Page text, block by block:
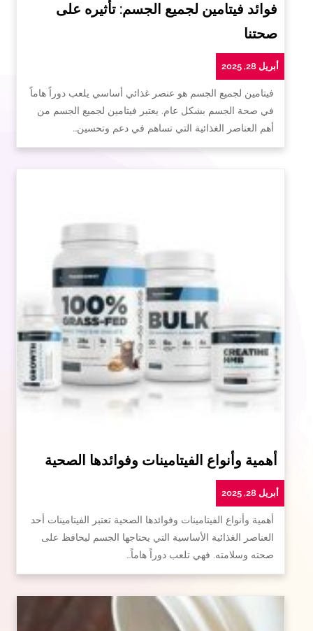
فوائد فيتامين لجميع الجسم: تأثيره على
صحتنا
أبريل 28, 2025
فيتامين لجميع الجسم هو عنصر غذائي أساسي يلعب دوراً هاماً
في صحة الجسم بشكل عام. يعتبر فيتامين لجميع الجسم من
أهم العناصر الغذائية التي تساهم في دعم وتحسين…
أهمية وأنواع الفيتامينات وفوائدها الصحية
أبريل 28, 2025
أهمية وأنواع الفيتامينات وفوائدها الصحية تعتبر الفيتامينات أحد
العناصر الغذائية الأساسية التي يحتاجها الجسم ليحافظ على
صحته وسلامته. فهي تلعب دوراً هاماً…